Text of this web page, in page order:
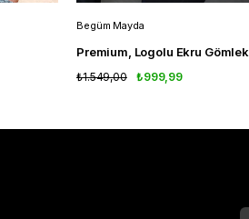
Begüm Mayda
Premium, Logolu Ekru Gömlek
₺999,99
₺1.549,00